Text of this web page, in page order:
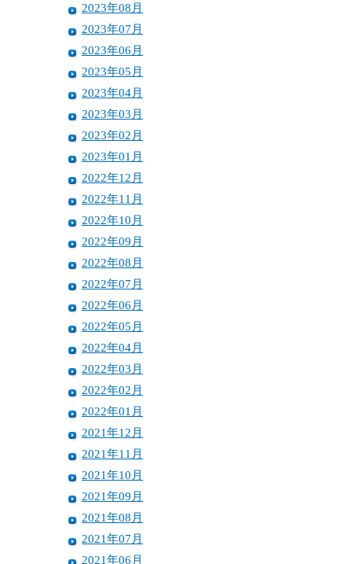
2023年08月
2023年07月
2023年06月
2023年05月
2023年04月
2023年03月
2023年02月
2023年01月
2022年12月
2022年11月
2022年10月
2022年09月
2022年08月
2022年07月
2022年06月
2022年05月
2022年04月
2022年03月
2022年02月
2022年01月
2021年12月
2021年11月
2021年10月
2021年09月
2021年08月
2021年07月
2021年06月